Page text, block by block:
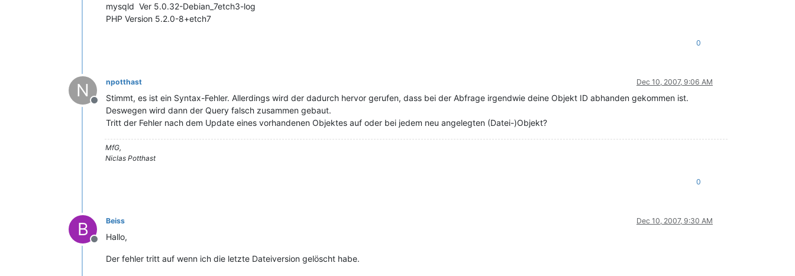
mysqld Ver 5.0.32-Debian_7etch3-log
PHP Version 5.2.0-8+etch7
0
N
Offline
npotthast Dec 10, 2007, 9:06 AM
Stimmt, es ist ein Syntax-Fehler. Allerdings wird der dadurch hervor gerufen, dass bei der Abfrage irgendwie deine Objekt ID abhanden gekommen ist.
Deswegen wird dann der Query falsch zusammen gebaut.
Tritt der Fehler nach dem Update eines vorhandenen Objektes auf oder bei jedem neu angelegten (Datei-)Objekt?
MfG,
Niclas Potthast
0
B
Offline
Beiss Dec 10, 2007, 9:30 AM
Hallo,
Der fehler tritt auf wenn ich die letzte Dateiversion gelöscht habe.